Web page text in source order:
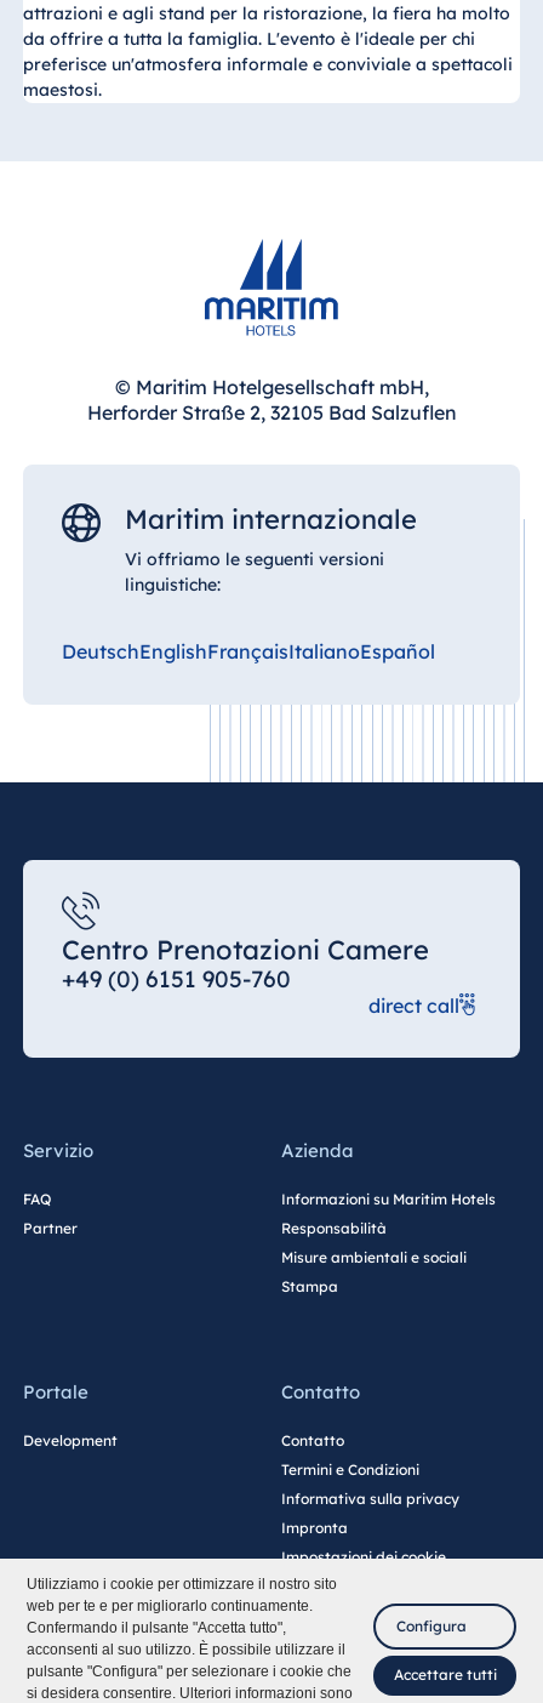
Utilizziamo i cookie per ottimizzare il nostro sito
web per te e per migliorarlo continuamente.
Confermando il pulsante "Accetta tutto",
acconsenti al suo utilizzo. È possibile utilizzare il
pulsante "Configura" per selezionare i cookie che
si desidera consentire. Ulteriori informazioni sono
Configura
Accettare tutti
attrazioni e agli stand per la ristorazione, la fiera ha molto
da offrire a tutta la famiglia. L'evento è l'ideale per chi
preferisce un'atmosfera informale e conviviale a spettacoli
maestosi.
© Maritim Hotelgesellschaft mbH,
Herforder Straße 2, 32105 Bad Salzuflen
Maritim internazionale
Vi offriamo le seguenti versioni
linguistiche:
DeutschEnglishFrançaisItalianoEspañol
Centro Prenotazioni Camere
+49 (0) 6151 905-760
direct call
Servizio
FAQ
Partner
Azienda
Informazioni su Maritim Hotels
Responsabilità
Misure ambientali e sociali
Stampa
Portale
Development
Contatto
Contatto
Termini e Condizioni
Informativa sulla privacy
Impronta
Impostazioni dei cookie